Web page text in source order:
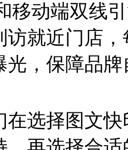
移动端双线
访就近门店
光，保障品
在选择图文